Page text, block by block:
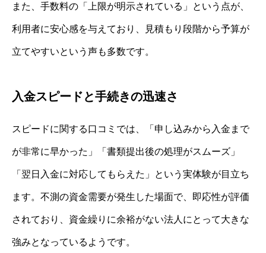
また、手数料の「上限が明示されている」という点が、
利用者に安心感を与えており、見積もり段階から予算が
立てやすいという声も多数です。
入金スピードと手続きの迅速さ
スピードに関する口コミでは、「申し込みから入金まで
が非常に早かった」「書類提出後の処理がスムーズ」
「翌日入金に対応してもらえた」という実体験が目立ち
ます。不測の資金需要が発生した場面で、即応性が評価
されており、資金繰りに余裕がない法人にとって大きな
強みとなっているようです。